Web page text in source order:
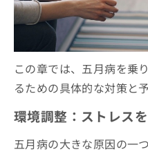
この章では、五月病を乗
るための具体的な対策と
環境調整：ストレス
五月病の大きな原因の一